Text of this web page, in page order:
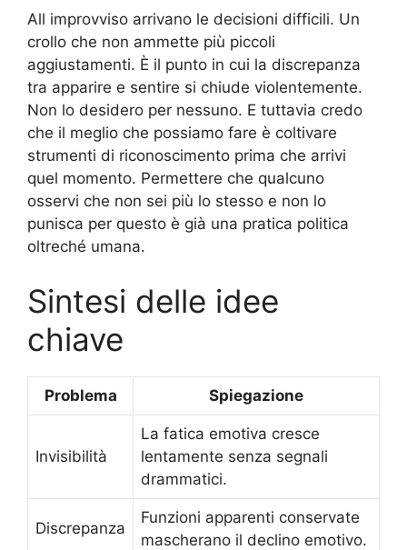
All improvviso arrivano le decisioni difficili. Un
crollo che non ammette più piccoli
aggiustamenti. È il punto in cui la discrepanza
tra apparire e sentire si chiude violentemente.
Non lo desidero per nessuno. E tuttavia credo
che il meglio che possiamo fare è coltivare
strumenti di riconoscimento prima che arrivi
quel momento. Permettere che qualcuno
osservi che non sei più lo stesso e non lo
punisca per questo è già una pratica politica
oltreché umana.
Sintesi delle idee
chiave
Problema Spiegazione
Invisibilità
La fatica emotiva cresce
lentamente senza segnali
drammatici.
Discrepanza
Funzioni apparenti conservate
mascherano il declino emotivo.